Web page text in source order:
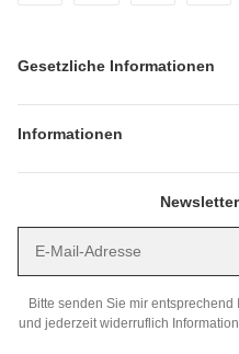
Gesetzliche Informationen
Informationen
Bitte senden Sie mir entsprechend
und jederzeit widerruflich